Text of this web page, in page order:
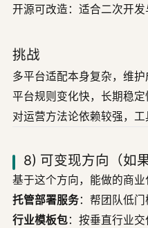
开源可改造：适合二次开
挑战
多平台适配本身复杂，维护
平台规则变化快，长期稳
对运营方法论依赖较强，
8) 可变现方向（如
基于这个方向，能做的商业
托管部署服务：帮团队低门
行业模板包：按垂直行业